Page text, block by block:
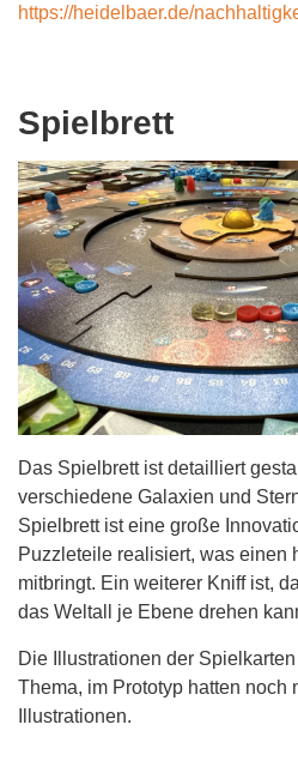
https://heidelbaer.de/
Spielbrett
Das Spielbrett ist detailliert
verschiedene Galaxien und
Spielbrett ist eine große
Puzzleteile realisiert, was einen
mitbringt. Ein weiterer Kniff ist,
das Weltall je Ebene drehen
Die Illustrationen der
Thema, im Prototyp hatten noch
Illustrationen.